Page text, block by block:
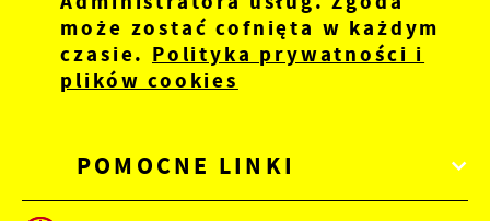
POMOCNE LINKI
może zostać cofnięta w każdym
czasie. Polityka prywatności i
plików cookies